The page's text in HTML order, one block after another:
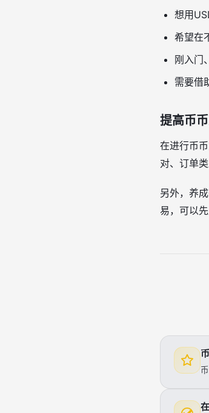
想用
希望在
刚入门
需要借
提高币
在进行币
对、订单
另外，养
易，可以